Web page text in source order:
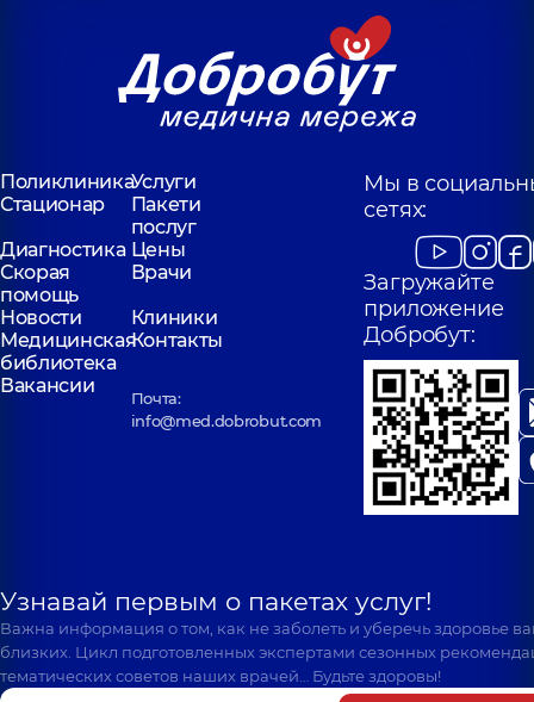
ПоликлиникаУслуги
Стационар
Пакети
послуг
Диагностика Цены
Скорая
помощь
Врачи
Новости
Клиники
Медицинская
библиотека
Контакты
Вакансии
Почта:
info@med.dobrobut.com
Мы в
сетях:
Загружайте
приложение
Добробут:
Узнавай первым о пакетах услуг!
Важна информация о том, как не заболеть и уберечь здоровье
близких. Цикл подготовленных экспертами сезонных
тематических советов наших врачей… Будьте здоровы!